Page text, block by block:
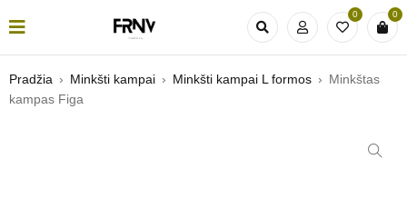
0 0
Pradžia › Minkšti kampai › Minkšti kampai L formos › Minkštas
kampas Figa